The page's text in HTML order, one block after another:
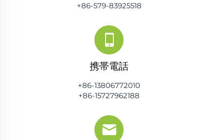
+86-579-83925518
携帯電話
+86-13806772010
+86-15727962188